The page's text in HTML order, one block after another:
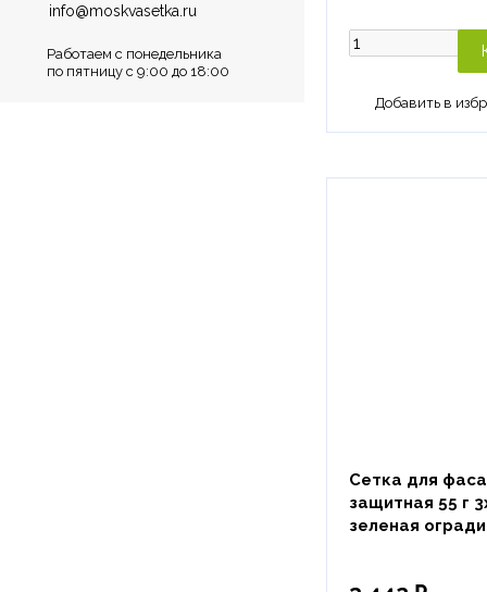
info@moskvasetka.ru
Работаем с понедельника
по пятницу с 9:00 до 18:00
Сетка для
защитная 55 г
зеленая